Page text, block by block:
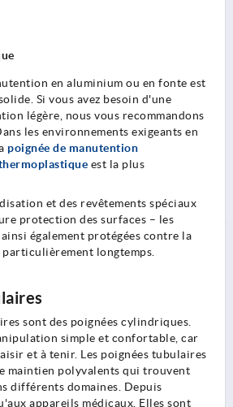
en aluminium ou en fonte est
Si vous avez besoin d'une
légère, nous vous recommandons
les environnements exigeants en
poignée de manutention
est la plus
et des revêtements spéciaux
protection des surfaces – les
également protégées contre la
longtemps.
sont des poignées cylindriques.
simple et confortable, car
et à tenir. Les poignées tubulaires
maintien polyvalents qui trouvent
différents domaines. Depuis
appareils médicaux. Elles sont